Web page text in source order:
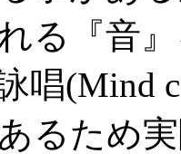
る『音
唱(Mind
るため